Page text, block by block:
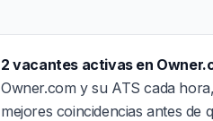
2 vacantes activas en
Owner.com y su ATS cada
mejores coincidencias antes de